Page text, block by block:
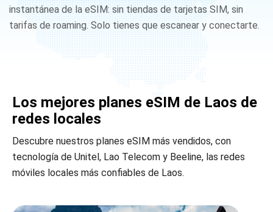
instantánea de la eSIM: sin tiendas de tarjetas SIM, sin
tarifas de roaming. Solo tienes que escanear y conectarte.
Los mejores planes eSIM de Laos de
redes locales
Descubre nuestros planes eSIM más vendidos, con
tecnología de Unitel, Lao Telecom y Beeline, las redes
móviles locales más confiables de Laos.